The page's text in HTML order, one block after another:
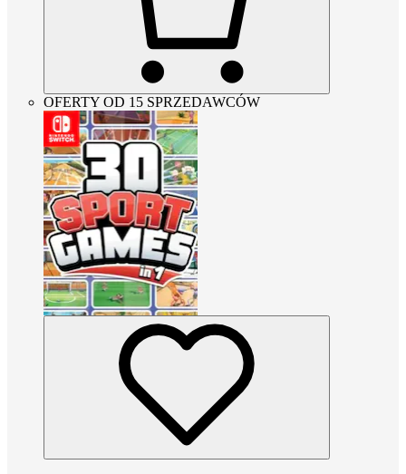
OFERTY OD 15 SPRZEDAWCÓW